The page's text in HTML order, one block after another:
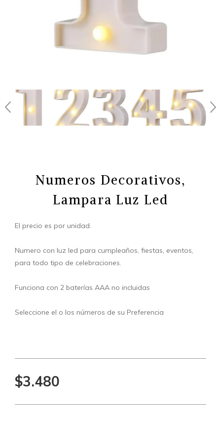
Numeros Decorativos,
Lampara Luz Led
El precio es por unidad.
Numero con luz led para cumpleaños, fiestas, eventos,
para todo tipo de celebraciones.
Funciona con 2 baterías AAA no incluidas
Seleccione el o los números de su Preferencia
$3.480